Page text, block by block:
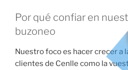
Por qué confiar en
buzoneo
Nuestro foco es hacer crecer a
clientes de Cenlle como la